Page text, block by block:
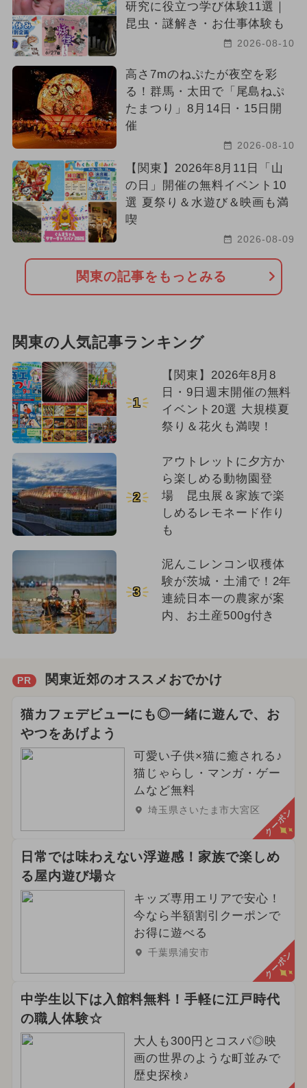
研究に役立つ学び体験11選｜
昆虫・謎解き・お仕事体験も
2026-08-10
高さ7mのねぷたが夜空を彩
る！群馬・太田で「尾島ねぷ
たまつり」8月14日・15日開
催
2026-08-10
【関東】2026年8月11日「山
の日」開催の無料イベント10
選 夏祭り＆水遊び＆映画も満
喫
2026-08-09
関東の記事をもっとみる
関東の人気記事ランキング
1
【関東】2026年8月8
日・9日週末開催の無料
イベント20選 大規模夏
祭り＆花火も満喫！
2
アウトレットに夕方か
ら楽しめる動物園登
場 昆虫展＆家族で楽
しめるレモネード作り
も
3
泥んこレンコン収穫体
験が茨城・土浦で！2年
連続日本一の農家が案
内、お土産500g付き
PR 関東近郊のオススメおでかけ
猫カフェデビューにも◎一緒に遊んで、お
やつをあげよう
可愛い子供×猫に癒される♪
猫じゃらし・マンガ・ゲー
ムなど無料
埼玉県さいたま市大宮区 クーポン
日常では味わえない浮遊感！家族で楽しめ
る屋内遊び場☆
キッズ専用エリアで安心！
今なら半額割引クーポンで
お得に遊べる
千葉県浦安市 クーポン
中学生以下は入館料無料！手軽に江戸時代
の職人体験☆
大人も300円とコスパ◎映
画の世界のような町並みで
歴史探検♪